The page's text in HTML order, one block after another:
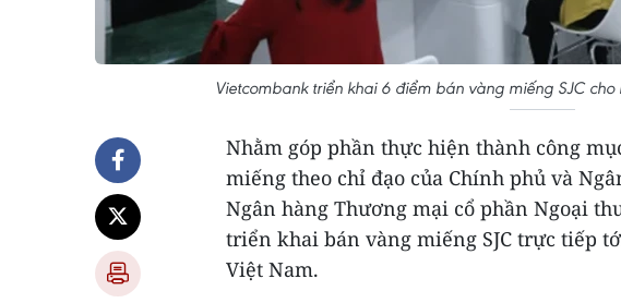
Vietcombank triển khai 6 điểm bán vàng miếng SJC
Nhằm góp phần thực hiện thành công
miếng theo chỉ đạo của Chính phủ và
Ngân hàng Thương mại cổ phần Ngoại
triển khai bán vàng miếng SJC trực tiếp
Việt Nam.